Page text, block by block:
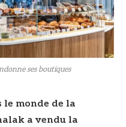
ses boutiques
le monde de la
a vendu la